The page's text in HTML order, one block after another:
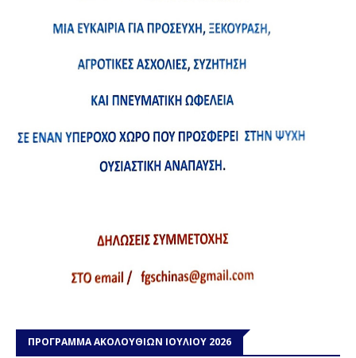
ΠΡΟΓΡΑΜΜΑ ΑΚΟΛΟΥΘΙΩΝ ΙΟΥΛΙΟΥ 2026